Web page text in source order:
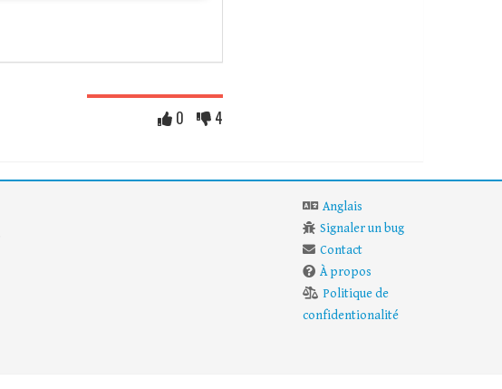
0 4
Anglais
Signaler un bug
Contact
À propos
Politique de
confidentionalité